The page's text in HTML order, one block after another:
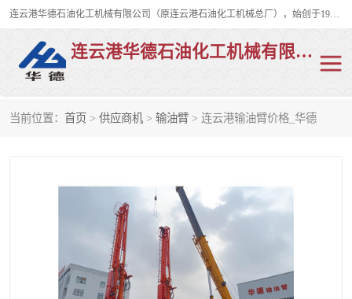
连云港华德石油化工机械有限公司（原连云港石油化工机械总厂），始创于1982年，是从事码头船用流体装卸臂、陆用流体装卸臂（鹤管）、活动梯、钢构平台、定量装车系统等全系列流体装卸设备的设计、制造、销售以及服务的专业供应商。
连云港华德石油化工机械有限公司
当前位置： 首页 > 供应商机 > 输油臂 > 连云港输油臂价格_华德
活动梯
卸车鹤管
装车鹤管 输油臂